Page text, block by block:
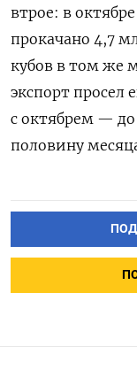
втрое: в
прокачано 4,7
кубов в том же
экспорт просел
с октябрем —
половину